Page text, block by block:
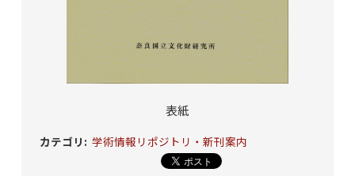
表紙
カテゴリ : 学術情報リポジトリ・新刊案内